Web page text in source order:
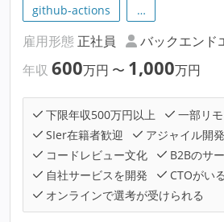
github-actions
…
雇用形態 正社員 バックエンド
年収 600万円 〜 1,000万円
下限年収500万円以上
一部リ
SIer在籍者歓迎
アジャイル開発
コードレビュー文化
B2Bのサ
自社サービスを開発
CTOがいる
オンラインで選考が受けられる